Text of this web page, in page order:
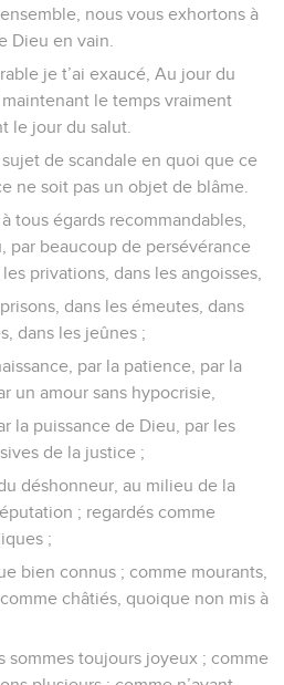
nous vous exhortons à
Dieu en vain.
je t’ai exaucé, Au jour du
le temps vraiment
le jour du salut.
de scandale en quoi que ce
ne soit pas un objet de blâme.
tous égards recommandables,
par beaucoup de persévérance
privations, dans les angoisses,
dans les émeutes, dans
dans les jeûnes ;
par la patience, par la
un amour sans hypocrisie,
la puissance de Dieu, par les
de la justice ;
déshonneur, au milieu de la
; regardés comme
;
bien connus ; comme mourants,
châtiés, quoique non mis à
sommes toujours joyeux ; comme